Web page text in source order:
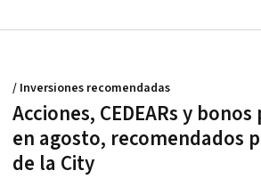
Acciones, CEDEARs y
en agosto, recomendados
de la City
/ Inversiones recomendadas